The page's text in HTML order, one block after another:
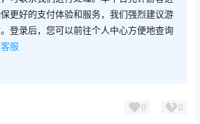
更好的支付体验和服务，我们强烈建议游
登录后，您可以前往个人中心方便地查询
服
0 0